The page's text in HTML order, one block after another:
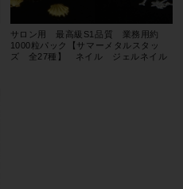
サロン用 最高級S1品質 業務用約
1000粒パック【サマーメタルスタッ
ズ 全27種】 ネイル ジェルネイル